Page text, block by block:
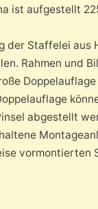
ist aufgestellt
der Staffelei aus
Rahmen und
abgestellt
vormontierten